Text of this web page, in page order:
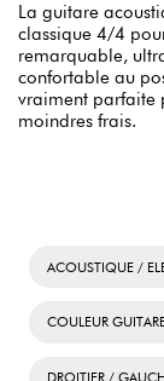
La guitare
classique 4/4
remarquable,
confortable au
vraiment parfaite
moindres frais.
ACOUSTIQUE /
COULEUR
DROITIER /